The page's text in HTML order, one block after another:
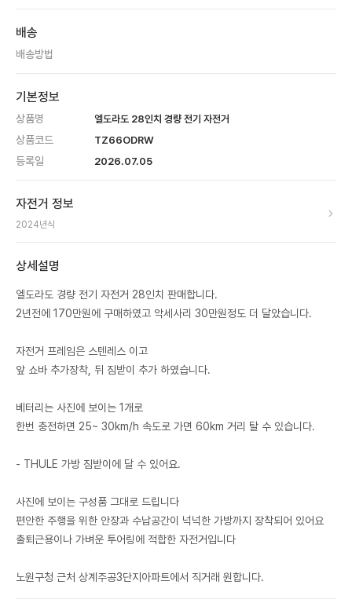
배송
배송방법
기본정보
상품명 엘도라도 28인치 경량 전기 자전거
상품코드 TZ66ODRW
등록일 2026.07.05
자전거 정보
2024년식
상세설명
엘도라도 경량 전기 자전거 28인치 판매합니다.
2년전에 170만원에 구매하였고 악세사리 30만원정도 더 달았습니다.
자전거 프레임은 스텐레스 이고
앞 쇼바 추가장착, 뒤 짐받이 추가 하였습니다.
베터리는 사진에 보이는 1개로
한번 충전하면 25~ 30km/h 속도로 가면 60km 거리 탈 수 있습니다.
- THULE 가방 짐받이에 달 수 있어요.
사진에 보이는 구성품 그대로 드립니다
편안한 주행을 위한 안장과 수납공간이 넉넉한 가방까지 장착되어 있어요
출퇴근용이나 가벼운 투어링에 적합한 자전거입니다
노원구청 근처 상계주공3단지아파트에서 직거래 원합니다.